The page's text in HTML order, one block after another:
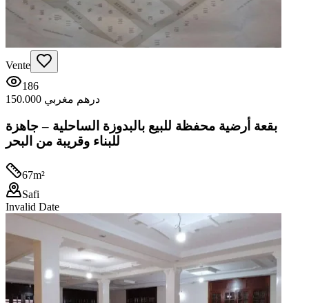
Vente
186
150.000 درهم مغربي
بقعة أرضية محفظة للبيع بالبدوزة الساحلية – جاهزة
للبناء وقريبة من البحر
67m²
Safi
Invalid Date